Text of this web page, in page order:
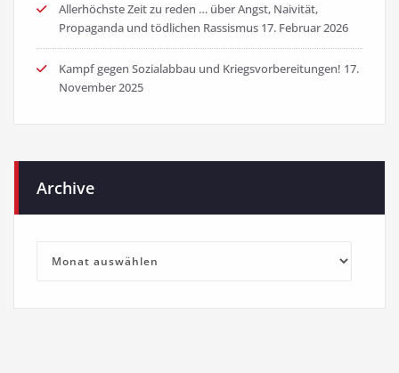
Allerhöchste Zeit zu reden … über Angst, Naivität,
Propaganda und tödlichen Rassismus 17. Februar 2026
Kampf gegen Sozialabbau und Kriegsvorbereitungen! 17.
November 2025
Archive